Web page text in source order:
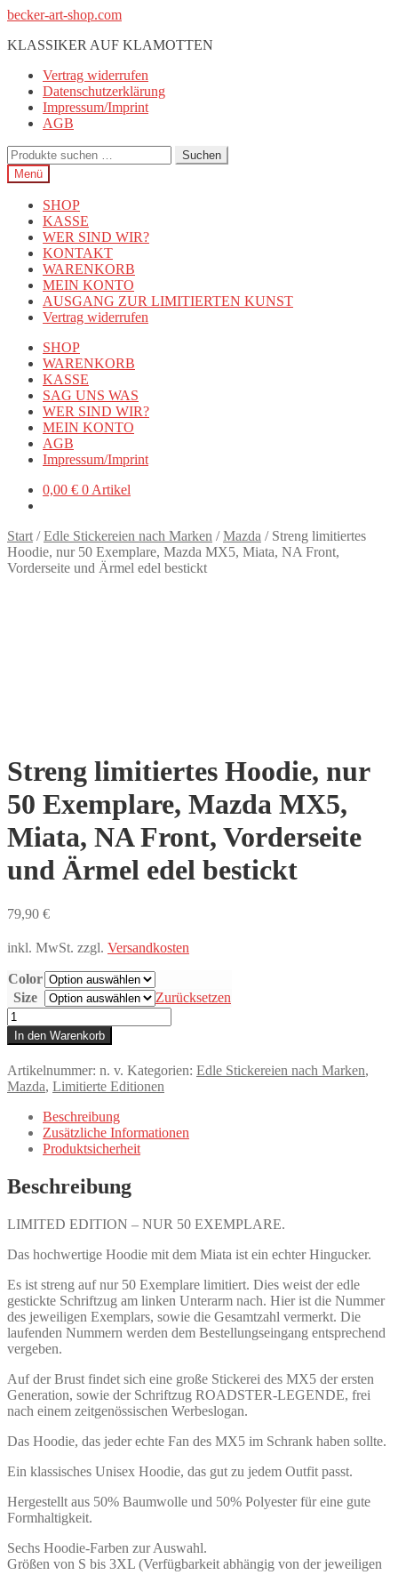
Zur
springen
Zum
springen
becker-art-shop.com
KLASSIKER AUF KLAMOTTEN
Vertrag widerrufen
Datenschutzerklärung
Impressum/Imprint
AGB
Suchen
nach:
Suchen
Menü
SHOP
KASSE
WER SIND WIR?
KONTAKT
WARENKORB
MEIN KONTO
AUSGANG ZUR LIMITIERTEN KUNST
Vertrag widerrufen
SHOP
WARENKORB
KASSE
SAG UNS WAS
WER SIND WIR?
MEIN KONTO
AGB
Impressum/Imprint
0,00 € 0 Artikel
Start /Edle Stickereien nach Marken /Mazda / Streng limitiertes
Hoodie, nur 50 Exemplare, Mazda MX5, Miata, NA Front,
Vorderseite und Ärmel edel bestickt
Streng limitiertes Hoodie, nur
50 Exemplare, Mazda MX5,
Miata, NA Front, Vorderseite
und Ärmel edel bestickt
79,90 €
inkl. MwSt. zzgl. Versandkosten
Color
Size
Zurücksetzen
Streng
limitiertes
Hoodie,
nur
50
Exemplare,
Mazda
Vorderseite
Ärmel
bestickt
In den Warenkorb
Artikelnummer: n. v. Kategorien: Edle Stickereien nach Marken,
Mazda, Limitierte Editionen
Beschreibung
Zusätzliche Informationen
Produktsicherheit
Beschreibung
LIMITED EDITION – NUR 50 EXEMPLARE.
Das hochwertige Hoodie mit dem Miata ist ein echter Hingucker.
Es ist streng auf nur 50 Exemplare limitiert. Dies weist der edle
gestickte Schriftzug am linken Unterarm nach. Hier ist die Nummer
des jeweiligen Exemplars, sowie die Gesamtzahl vermerkt. Die
laufenden Nummern werden dem Bestellungseingang entsprechend
vergeben.
Auf der Brust findet sich eine große Stickerei des MX5 der ersten
Generation, sowie der Schriftzug ROADSTER-LEGENDE, frei
nach einem zeitgenössischen Werbeslogan.
Das Hoodie, das jeder echte Fan des MX5 im Schrank haben sollte.
Ein klassisches Unisex Hoodie, das gut zu jedem Outfit passt.
Hergestellt aus 50% Baumwolle und 50% Polyester für eine gute
Formhaltigkeit.
Sechs Hoodie-Farben zur Auswahl.
Größen von S bis 3XL (Verfügbarkeit abhängig von der jeweiligen